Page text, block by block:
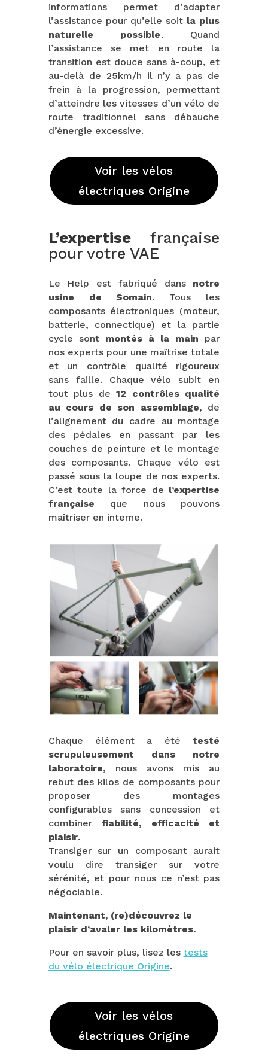
informations permet d’adapter
l’assistance pour qu’elle soit la plus
naturelle possible. Quand
l’assistance se met en route la
transition est douce sans à-coup, et
au-delà de 25km/h il n’y a pas de
frein à la progression, permettant
d’atteindre les vitesses d’un vélo de
route traditionnel sans débauche
d’énergie excessive.
Voir les vélos
électriques Origine
L’expertisefrançaise
pour votre VAE
Le Help est fabriqué dans notre
usine de Somain. Tous les
composants électroniques (moteur,
batterie, connectique) et la partie
cycle sont montés à la main par
nos experts pour une maîtrise totale
et un contrôle qualité rigoureux
sans faille. Chaque vélo subit en
tout plus de12 contrôles qualité
au cours de son assemblage, de
l’alignement du cadre au montage
des pédales en passant par les
couches de peinture et le montage
des composants. Chaque vélo est
passé sous la loupe de nos experts.
C’est toute la force de l’expertise
française que nous pouvons
maîtriser en interne.
Chaque élément a ététesté
scrupuleusement dans notre
laboratoire, nous avons mis au
rebut des kilos de composants pour
proposer des montages
configurables sans concession et
combinerfiabilité, efficacité et
plaisir.
Transiger sur un composant aurait
voulu dire transiger sur votre
sérénité, et pour nous ce n’est pas
négociable.
Maintenant, (re)découvrez le
plaisir d’avaler les kilomètres.
Pour en savoir plus, lisez les tests
du vélo électrique Origine.
Voir les vélos
électriques Origine